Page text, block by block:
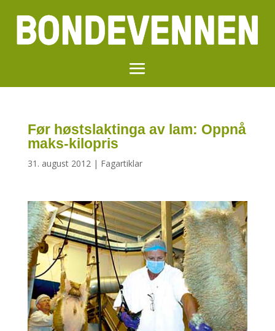
Før høstslaktinga av lam: Oppnå
maks-kilopris
31. august 2012| Fagartiklar